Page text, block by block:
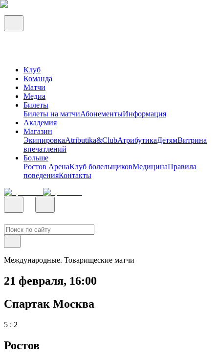
Клуб
Команда
Матчи
Медиа
Билеты
Билеты на матчиАбонементыИнформация
Академия
Магазин
ЭкипировкаAtributika&ClubАтрибутикаДетямВитрина
впечатлений
Больше
Ростов АренаКлуб болельщиковМедицинаПравила
поведенияКонтакты
Международные. Товарищеские матчи
21 февраля, 16:00
Спартак Москва
5 : 2
Ростов